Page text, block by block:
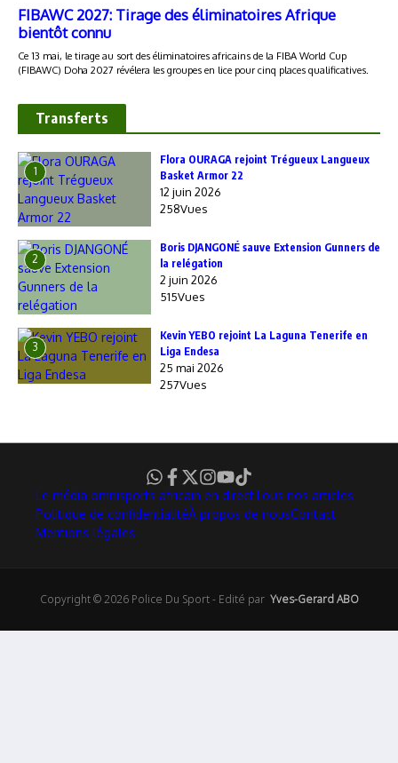
Transferts
1
Flora OURAGA rejoint Trégueux Langueux
Basket Armor 22
12 juin 2026
258Vues
2
Boris DJANGONÉ sauve Extension Gunners de
la relégation
2 juin 2026
515Vues
3
Kevin YEBO rejoint La Laguna Tenerife en
Liga Endesa
25 mai 2026
257Vues
Le média omnisports africain en directTous nos articles
Politique de confidentialitéÀ propos de nousContact
Mentions légales
Copyright © 2026 Police Du Sport - Edité par Yves-Gerard ABO